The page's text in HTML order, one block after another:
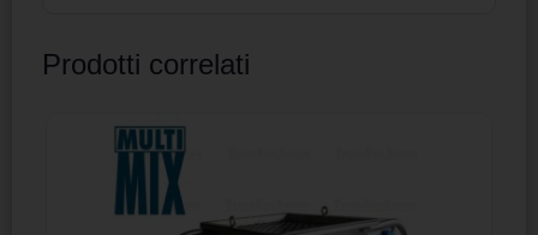
Prodotti correlati